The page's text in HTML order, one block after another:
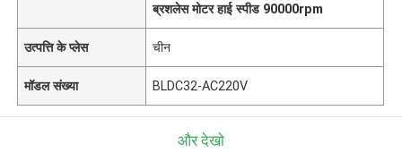
ब्रशलेस मोटर हाई स्पीड 90000rpm
उत्पत्ति के प्लेस चीन
मॉडल संख्या BLDC32-AC220V
और देखो